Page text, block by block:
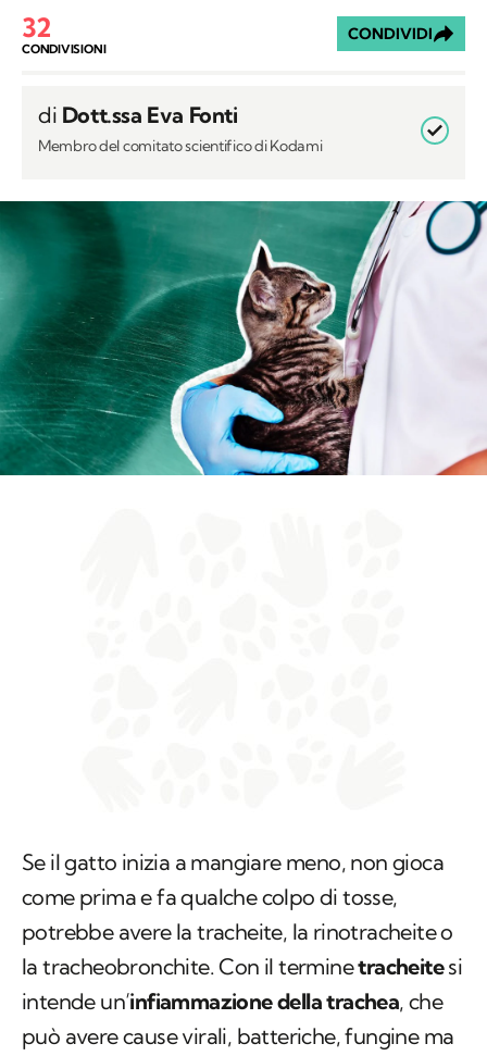
32
CONDIVISIONI
CONDIVIDI
di Dott.ssa Eva Fonti
Membro del comitato scientifico di Kodami
Se il gatto inizia a mangiare meno, non gioca
come prima e fa qualche colpo di tosse,
potrebbe avere la tracheite, la rinotracheite o
la tracheobronchite. Con il terminetracheitesi
intende un’infiammazione della trachea, che
può avere cause virali, batteriche, fungine ma